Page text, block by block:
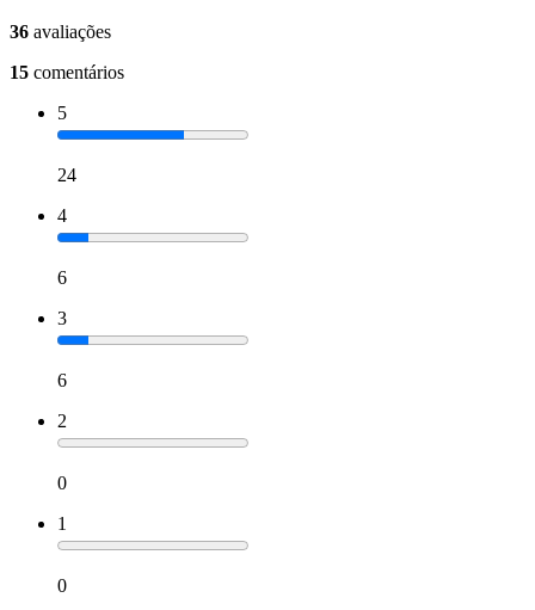
36 avaliações
15 comentários
5
24
4
6
3
6
2
0
1
0